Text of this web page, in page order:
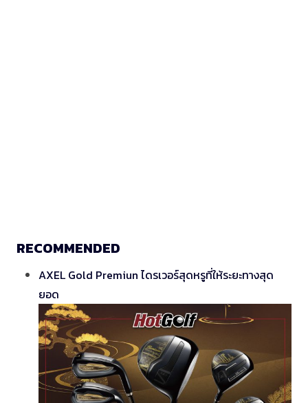
RECOMMENDED
AXEL Gold Premiun ไดรเวอร์สุดหรูที่ให้ระยะทางสุด
ยอด